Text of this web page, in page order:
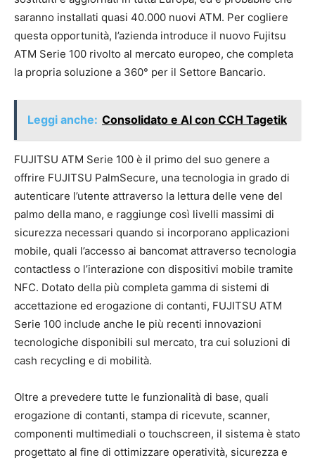
saranno installati quasi 40.000 nuovi ATM. Per cogliere
questa opportunità, l’azienda introduce il nuovo Fujitsu
ATM Serie 100 rivolto al mercato europeo, che completa
la propria soluzione a 360° per il Settore Bancario.
Leggi anche: Consolidato e AI con CCH Tagetik
FUJITSU ATM Serie 100 è il primo del suo genere a
offrire FUJITSU PalmSecure, una tecnologia in grado di
autenticare l’utente attraverso la lettura delle vene del
palmo della mano, e raggiunge così livelli massimi di
sicurezza necessari quando si incorporano applicazioni
mobile, quali l’accesso ai bancomat attraverso tecnologia
contactless o l’interazione con dispositivi mobile tramite
NFC. Dotato della più completa gamma di sistemi di
accettazione ed erogazione di contanti, FUJITSU ATM
Serie 100 include anche le più recenti innovazioni
tecnologiche disponibili sul mercato, tra cui soluzioni di
cash recycling e di mobilità.
Oltre a prevedere tutte le funzionalità di base, quali
erogazione di contanti, stampa di ricevute, scanner,
componenti multimediali o touchscreen, il sistema è stato
progettato al fine di ottimizzare operatività, sicurezza e